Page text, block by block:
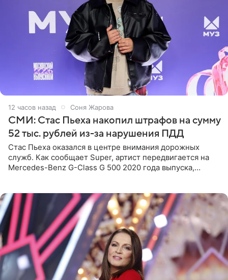
12 часов назад Соня Жарова
СМИ: Стас Пьеха накопил штрафов на сумму
52 тыс. рублей из-за нарушения ПДД
Стас Пьеха оказался в центре внимания дорожных
служб. Как сообщает Super, артист передвигается на
Mercedes-Benz G-Class G 500 2020 года выпуска,